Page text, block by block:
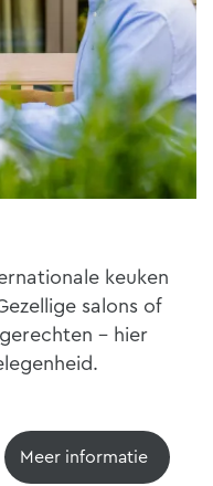
keuken
salons of
- hier
Meer informatie